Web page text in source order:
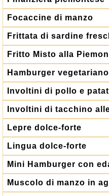
Focaccine di manzo
Frittata di sardine
Fritto Misto alla
Hamburger vegetariano
Involtini di pollo e
Involtini di tacchino
Lepre dolce-forte
Lingua dolce-forte
Mini Hamburger con
Muscolo di manzo in